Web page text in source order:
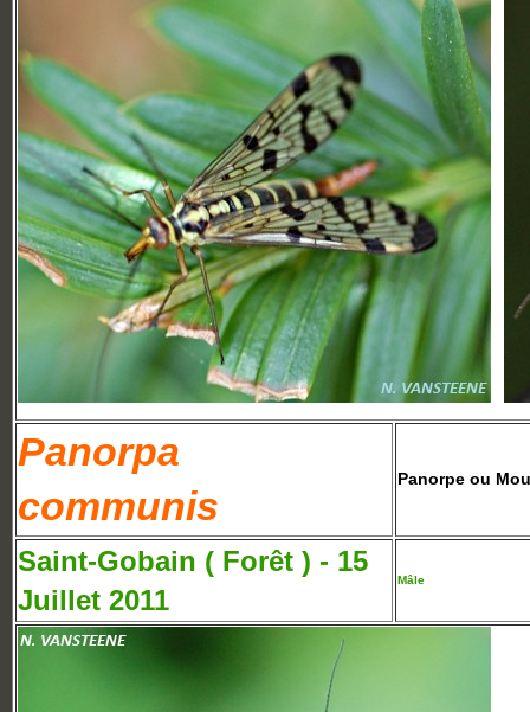
Panorpa
communis
Panorpe ou
Saint-Gobain ( Forêt ) - 15
Juillet 2011
Mâle